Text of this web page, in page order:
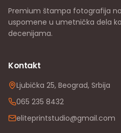
Premium štampa fotografija
uspomene u umetnička dela
decenijama.
Kontakt
Ljubička 25, Beograd, Srbija
065 235 8432
eliteprintstudio@gmail.com